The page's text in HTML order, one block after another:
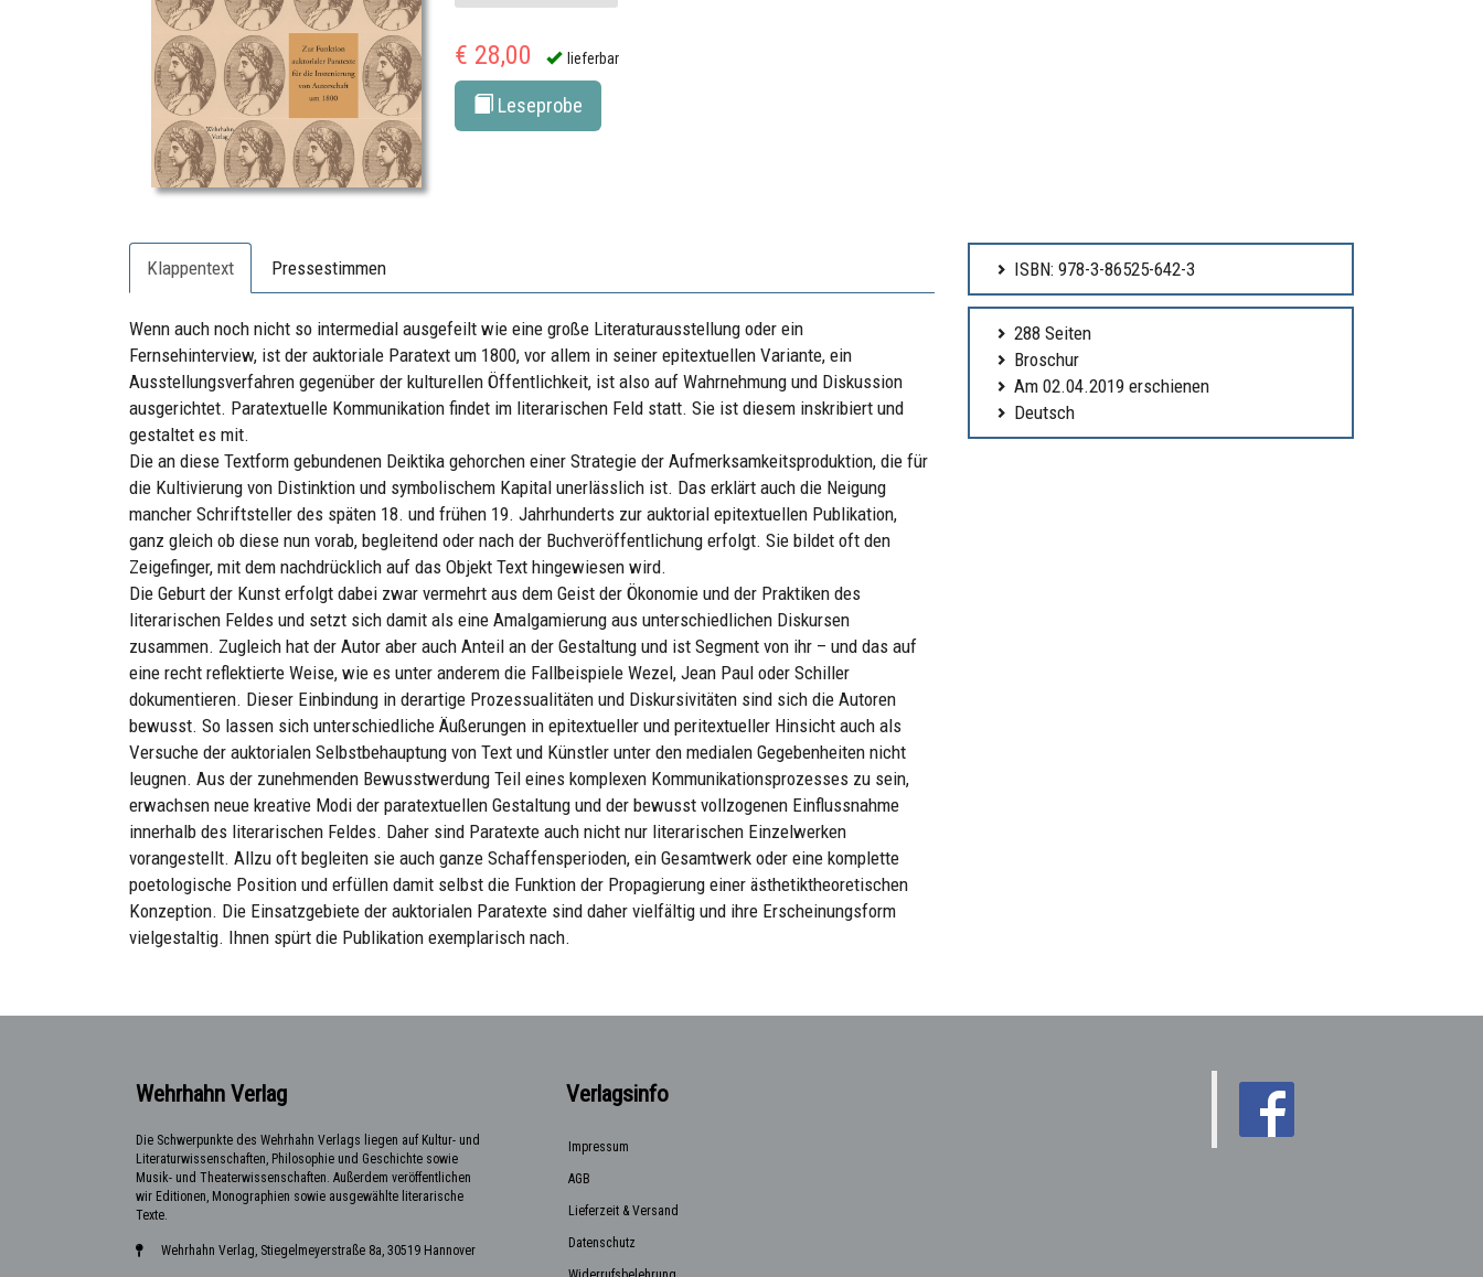
€ 28,00 lieferbar
Leseprobe
Klappentext Pressestimmen
Wenn auch noch nicht so intermedial ausgefeilt wie eine große Literaturausstellung oder ein
Fernsehinterview, ist der auktoriale Paratext um 1800, vor allem in seiner epitextuellen Variante, ein
Ausstellungsverfahren gegenüber der kulturellen Öffentlichkeit, ist also auf Wahrnehmung und Diskussion
ausgerichtet. Paratextuelle Kommunikation findet im literarischen Feld statt. Sie ist diesem inskribiert und
gestaltet es mit.
Die an diese Textform gebundenen Deiktika gehorchen einer Strategie der Aufmerksamkeitsproduktion, die für
die Kultivierung von Distinktion und symbolischem Kapital unerlässlich ist. Das erklärt auch die Neigung
mancher Schriftsteller des späten 18. und frühen 19. Jahrhunderts zur auktorial epitextuellen Publikation,
ganz gleich ob diese nun vorab, begleitend oder nach der Buchveröffentlichung erfolgt. Sie bildet oft den
Zeigefinger, mit dem nachdrücklich auf das Objekt Text hingewiesen wird.
Die Geburt der Kunst erfolgt dabei zwar vermehrt aus dem Geist der Ökonomie und der Praktiken des
literarischen Feldes und setzt sich damit als eine Amalgamierung aus unterschiedlichen Diskursen
zusammen. Zugleich hat der Autor aber auch Anteil an der Gestaltung und ist Segment von ihr – und das auf
eine recht reflektierte Weise, wie es unter anderem die Fallbeispiele Wezel, Jean Paul oder Schiller
dokumentieren. Dieser Einbindung in derartige Prozessualitäten und Diskursivitäten sind sich die Autoren
bewusst. So lassen sich unterschiedliche Äußerungen in epitextueller und peritextueller Hinsicht auch als
Versuche der auktorialen Selbstbehauptung von Text und Künstler unter den medialen Gegebenheiten nicht
leugnen. Aus der zunehmenden Bewusstwerdung Teil eines komplexen Kommunikationsprozesses zu sein,
erwachsen neue kreative Modi der paratextuellen Gestaltung und der bewusst vollzogenen Einflussnahme
innerhalb des literarischen Feldes. Daher sind Paratexte auch nicht nur literarischen Einzelwerken
vorangestellt. Allzu oft begleiten sie auch ganze Schaffensperioden, ein Gesamtwerk oder eine komplette
poetologische Position und erfüllen damit selbst die Funktion der Propagierung einer ästhetiktheoretischen
Konzeption. Die Einsatzgebiete der auktorialen Paratexte sind daher vielfältig und ihre Erscheinungsform
vielgestaltig. Ihnen spürt die Publikation exemplarisch nach.
ISBN: 978-3-86525-642-3
288 Seiten
Broschur
Am 02.04.2019 erschienen
Deutsch
Wehrhahn Verlag
Die Schwerpunkte des Wehrhahn Verlags liegen auf Kultur- und
Literaturwissenschaften, Philosophie und Geschichte sowie
Musik- und Theaterwissenschaften. Außerdem veröffentlichen
wir Editionen, Monographien sowie ausgewählte literarische
Texte.
Wehrhahn Verlag, Stiegelmeyerstraße 8a, 30519 Hannover
Verlagsinfo
Impressum
AGB
Lieferzeit & Versand
Datenschutz